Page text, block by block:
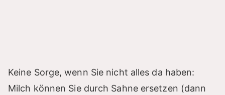
Keine Sorge, wenn Sie nicht alles da haben:
Milch können Sie durch Sahne ersetzen (dann